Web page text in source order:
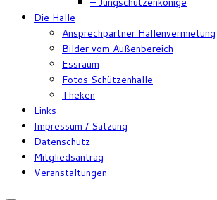
Die Halle
Ansprechpartner Hallenvermietung
Bilder vom Außenbereich
Essraum
Fotos Schützenhalle
Theken
Links
Impressum / Satzung
Datenschutz
Mitgliedsantrag
Veranstaltungen